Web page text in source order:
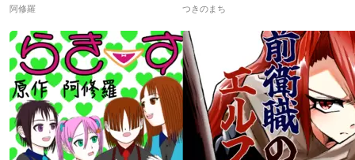
阿修羅 つきのまち